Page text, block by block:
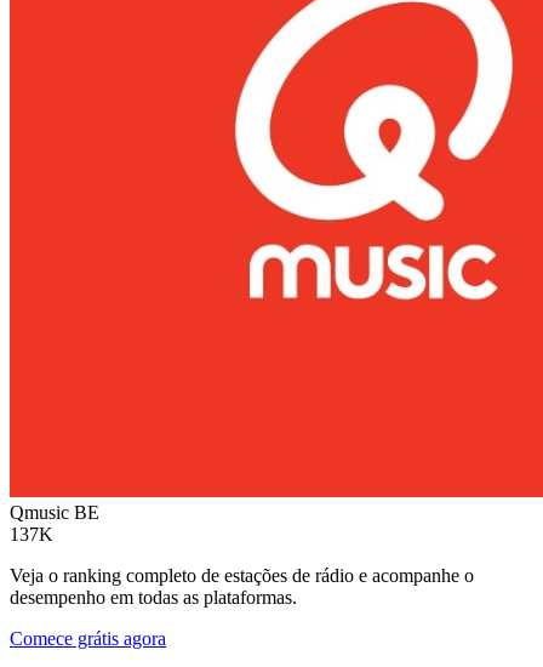
Qmusic BE
137K
Veja o ranking completo de estações de rádio e acompanhe o
desempenho em todas as plataformas.
Comece grátis agora